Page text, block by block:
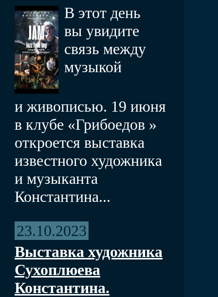
В этот день
вы увидите
связь между
музыкой
и живописью. 19 июня
в клубе «Грибоедов »
откроется выставка
известного художника
и музыканта
Константина...
23.10.2023
Выставка художника
Сухоплюева
Константина.